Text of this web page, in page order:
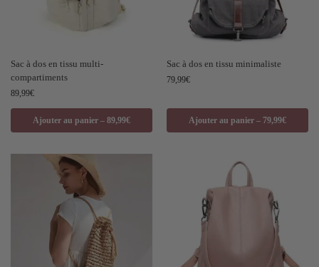
Sac à dos en tissu multi-
compartiments
89,99€
Ajouter au panier – 89,99€
Sac à dos en tissu minimaliste
79,99€
Ajouter au panier – 79,99€